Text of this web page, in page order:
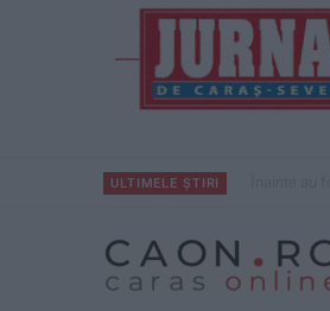
ULTIMELE ȘTIRI